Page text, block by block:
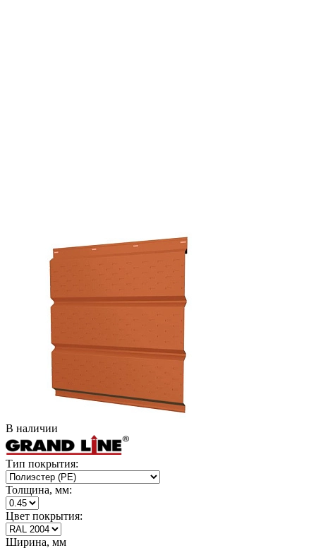
В наличии
Тип покрытия:
Толщина, мм:
Цвет покрытия:
Ширина, мм